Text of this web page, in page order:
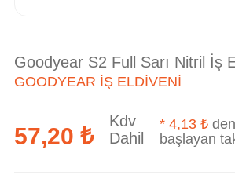
Goodyear S2 Full Sarı Nitril İş
GOODYEAR İŞ ELDIVENI
57,20 ₺
Kdv
Dahil
* 4,13 ₺ den
başlayan